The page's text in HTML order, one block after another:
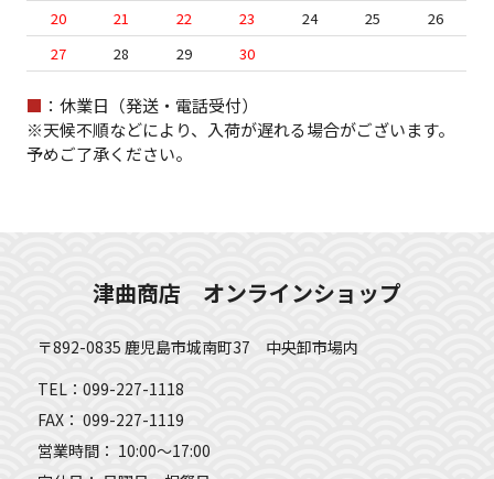
20
21 22 23 24 25
26
27
28 29 30
■ ：休業日（発送・電話受付）
※天候不順などにより、入荷が遅れる場合がございます。
予めご了承ください。
津曲商店 オンラインショップ
〒892-0835 鹿児島市城南町37 中央卸市場内
TEL：099-227-1118
FAX： 099-227-1119
営業時間： 10:00～17:00